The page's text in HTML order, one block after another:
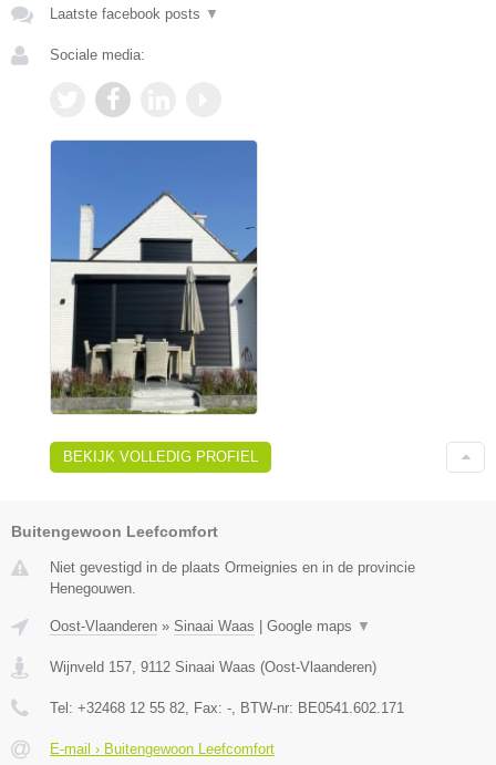
Laatste facebook posts ▼
Sociale media:
BEKIJK VOLLEDIG PROFIEL
Buitengewoon Leefcomfort
Niet gevestigd in de plaats Ormeignies en in de provincie
Henegouwen.
Oost-Vlaanderen » Sinaai Waas Google maps ▼
Wijnveld 157, 9112 Sinaai Waas (Oost-Vlaanderen)
Tel: +32468 12 55 82, Fax: -, BTW-nr: BE0541.602.171
E-mail › Buitengewoon Leefcomfort